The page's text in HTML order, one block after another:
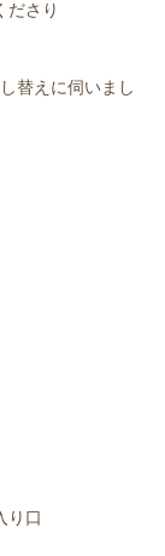
ださり
替えに伺いまし
り口